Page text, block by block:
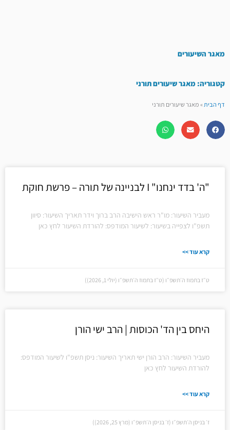
מאגר השיעורים
קטגוריה: מאגר שיעורים תורני
דף הבית»מאגר שיעורים תורני
"ה' בדד ינחנו" I לבניינה של תורה – פרשת חוקת
מעביר השיעור: מו"ר ראש הישיבה הרב ברוך וידר תאריך השיעור: סיוון
תשפ"ו לצפייה בשיעור: לשיעור המודפס: להורדת השיעור לחץ כאן
קרא עוד >>
ט״ז בתמוז ה׳תשפ״ו (ט״ז בתמוז ה׳תשפ״ו (יולי 1, 2026))
היחס בין הד' הכוסות | הרב ישי הורן
מעביר השיעור: הרב הורן ישי תאריך השיעור: ניסן תשפ"ו לשיעור המודפס:
להורדת השיעור לחץ כאן
קרא עוד >>
ז׳ בניסן ה׳תשפ״ו (ז׳ בניסן ה׳תשפ״ו (מרץ 25, 2026))